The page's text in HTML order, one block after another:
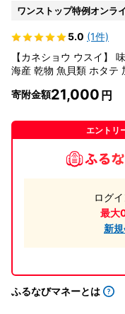
ワンストップ特例オンラ
5.0 (1件)
【カネショウ ウスイ】
海産 乾物 魚貝類 ホタテ
寄附金額21,000
エントリ
ログ
最大
新
ふるなびマネーとは